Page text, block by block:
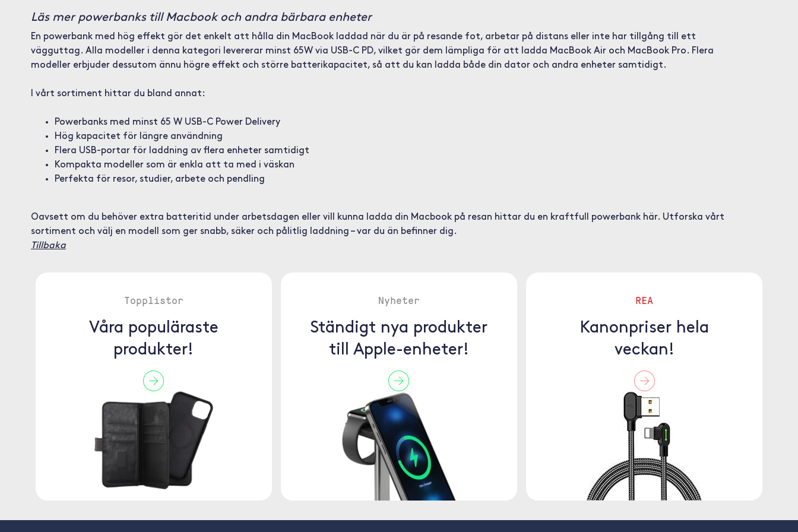
Läs mer powerbanks till Macbook och andra bärbara enheter
En powerbank med hög effekt gör det enkelt att hålla din MacBook laddad när du är på resande fot, arbetar på distans eller inte har tillgång till ett
vägguttag. Alla modeller i denna kategori levererar minst 65W via USB-C PD, vilket gör dem lämpliga för att ladda MacBook Air och MacBook Pro. Flera
modeller erbjuder dessutom ännu högre effekt och större batterikapacitet, så att du kan ladda både din dator och andra enheter samtidigt.
I vårt sortiment hittar du bland annat:
Powerbanks med minst 65 W USB-C Power Delivery
Hög kapacitet för längre användning
Flera USB-portar för laddning av flera enheter samtidigt
Kompakta modeller som är enkla att ta med i väskan
Perfekta för resor, studier, arbete och pendling
Oavsett om du behöver extra batteritid under arbetsdagen eller vill kunna ladda din Macbook på resan hittar du en kraftfull powerbank här. Utforska vårt
sortiment och välj en modell som ger snabb, säker och pålitlig laddning – var du än befinner dig.
Tillbaka
Topplistor
Våra populäraste
produkter!
Nyheter
Ständigt nya produkter
till Apple-enheter!
REA
Kanonpriser hela
veckan!